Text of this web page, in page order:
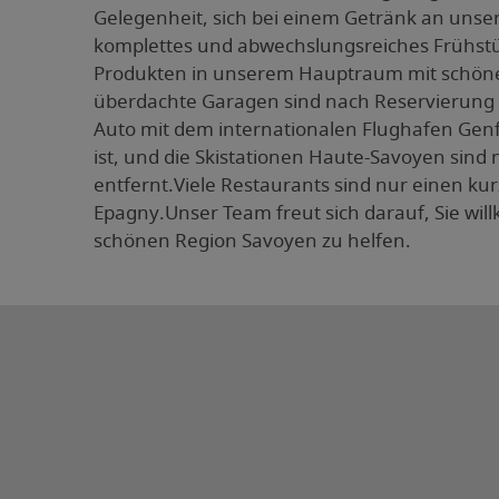
Gelegenheit, sich bei einem Getränk an
komplettes und abwechslungsreiches
Produkten in unserem Hauptraum mit
überdachte Garagen sind nach
Auto mit dem internationalen Flughafen
ist, und die Skistationen Haute-Savoyen
entfernt.Viele Restaurants sind nur einen
Epagny.Unser Team freut sich darauf, Sie
schönen Region Savoyen zu helfen.